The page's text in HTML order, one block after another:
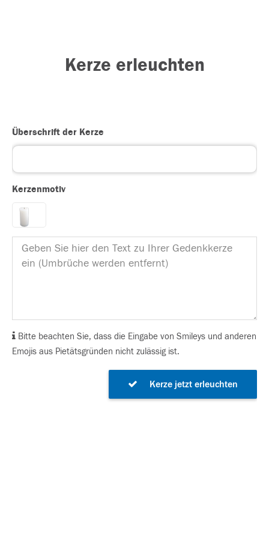
Kerze erleuchten
Überschrift der Kerze
Kerzenmotiv
Bitte beachten Sie, dass die Eingabe von Smileys und anderen
Emojis aus Pietätsgründen nicht zulässig ist.
Kerze jetzt erleuchten